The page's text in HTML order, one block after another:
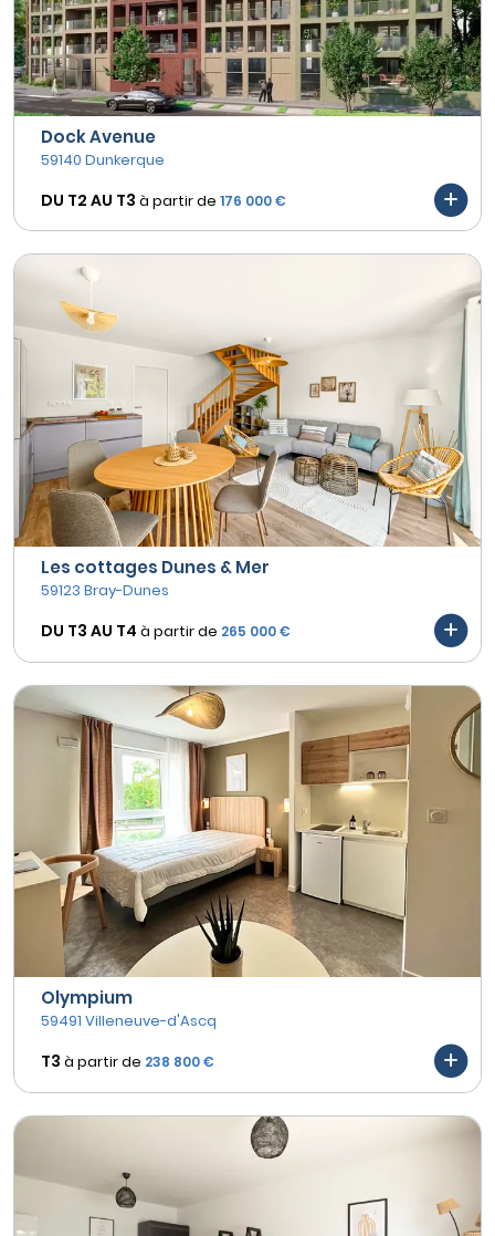
Dock Avenue
59140 Dunkerque
DU T2 AU T3 à partir de 176 000 €
Les cottages Dunes & Mer
59123 Bray-Dunes
DU T3 AU T4 à partir de 265 000 €
Olympium
59491 Villeneuve-d'Ascq
T3 à partir de 238 800 €